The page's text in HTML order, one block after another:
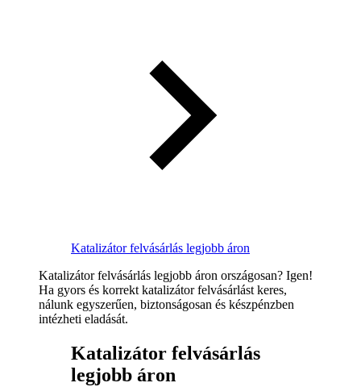
Katalizátor felvásárlás legjobb áron
Katalizátor felvásárlás legjobb áron országosan? Igen!
Ha gyors és korrekt katalizátor felvásárlást keres,
nálunk egyszerűen, biztonságosan és készpénzben
intézheti eladását.
Katalizátor felvásárlás
legjobb áron